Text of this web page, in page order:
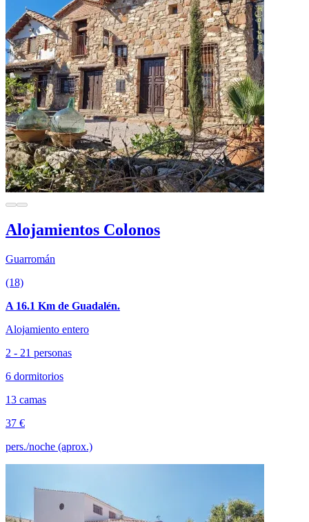
Alojamientos Colonos
Guarromán
(18)
A 16.1 Km de Guadalén.
Alojamiento entero
2 - 21 personas
6 dormitorios
13 camas
37 €
pers./noche (aprox.)